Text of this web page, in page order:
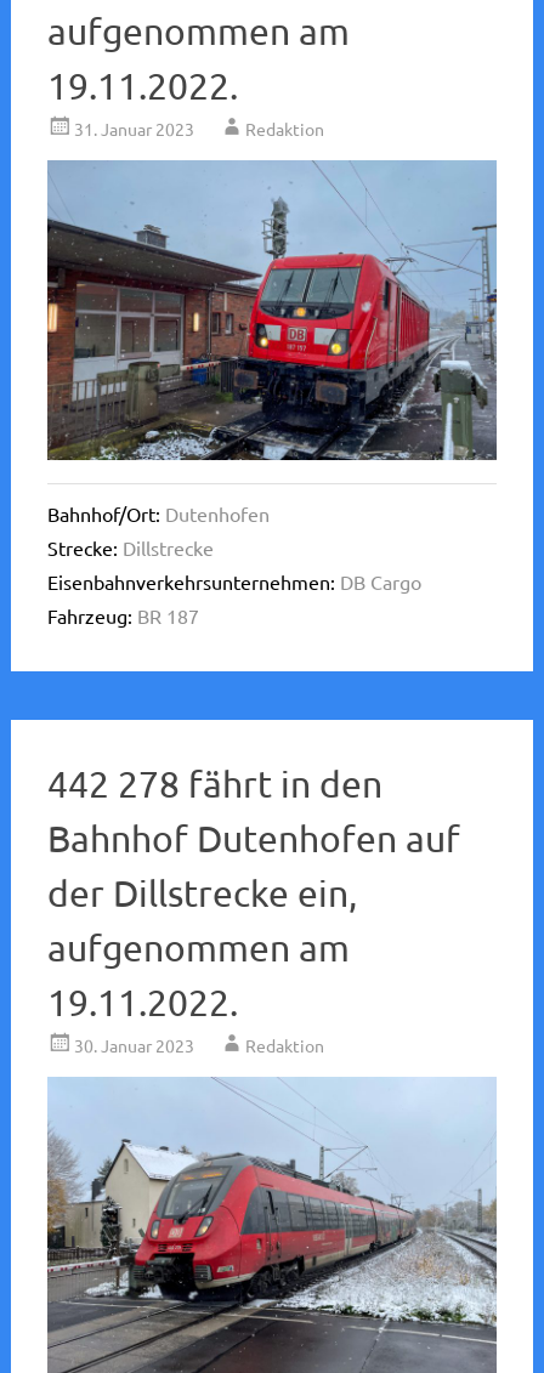
aufgenommen am
19.11.2022.
31. Januar 2023 Redaktion
Bahnhof/Ort: Dutenhofen
Strecke: Dillstrecke
Eisenbahnverkehrsunternehmen: DB Cargo
Fahrzeug: BR 187
442 278 fährt in den
Bahnhof Dutenhofen auf
der Dillstrecke ein,
aufgenommen am
19.11.2022.
30. Januar 2023 Redaktion